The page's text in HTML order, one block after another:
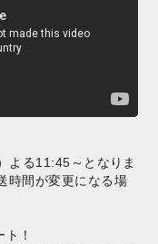
よる11:45～となりま
間が変更になる場
！